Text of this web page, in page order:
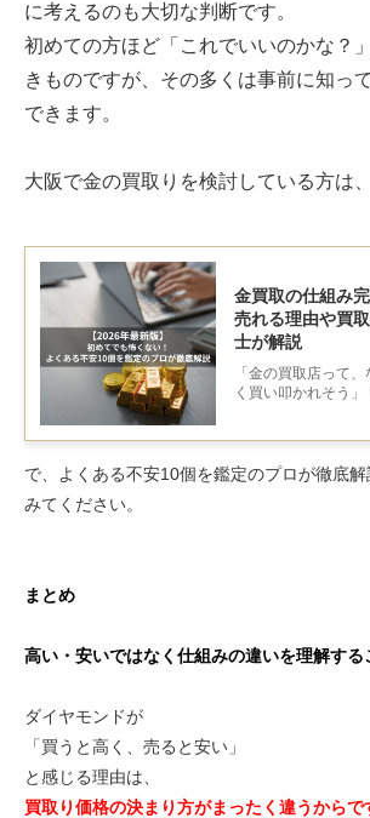
に考えるのも大切な判断です。
初めての方ほど「これでいいのかな？
きものですが、その多くは事前に知っ
できます。
大阪で金の買取りを検討している方は、
金買取の仕組み
売れる理由や買
士が解説
「金の買取店って
く買い叩かれそう
いからではなく、「
で、よくある不安10個を鑑定のプロが徹底
みてください。
まとめ
高い・安いではなく仕組みの違いを理解する
ダイヤモンドが
「買うと高く、売ると安い」
と感じる理由は、
買取り価格の決まり方がまったく違うからで